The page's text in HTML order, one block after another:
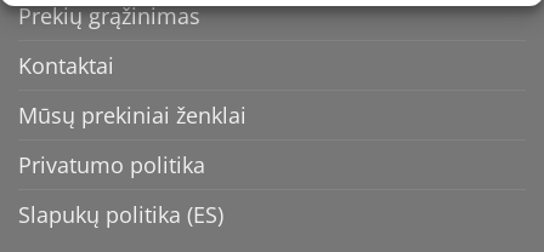
Prekių grąžinimas
Kontaktai
Mūsų prekiniai ženklai
Privatumo politika
Slapukų politika (ES)